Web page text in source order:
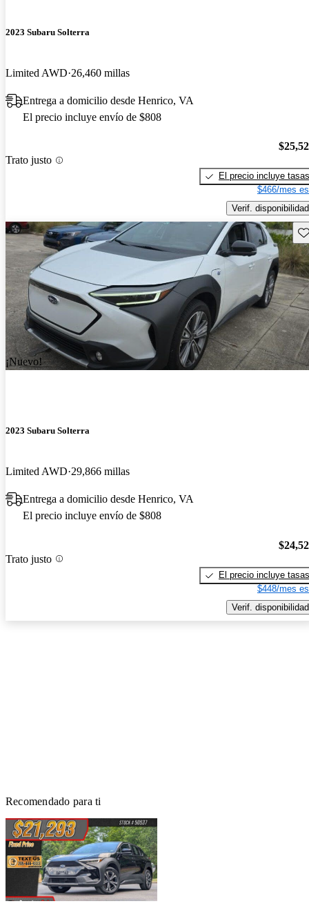
2023 Subaru Solterra
Limited AWD 26,460 millas
Entrega a domicilio desde Henrico, VA
El precio incluye envío de $808
Trato justo
El precio incluye tasas
$466/mes
Verif. disponibilidad
¡Nuevo!
2023 Subaru Solterra
Limited AWD 29,866 millas
Entrega a domicilio desde Henrico, VA
El precio incluye envío de $808
Trato justo
El precio incluye tasas
$448/mes
Verif. disponibilidad
Recomendado para ti